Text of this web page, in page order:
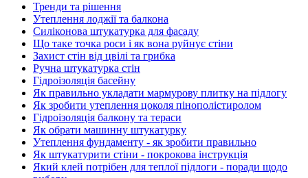
Тренди та рішення
Утеплення лоджії та балкона
Силіконова штукатурка для фасаду
Що таке точка роси і як вона руйнує стіни
Захист стін від цвілі та грибка
Ручна штукатурка стін
Гідроізоляція басейну
Як правильно укладати мармурову плитку на підлогу
Як зробити утеплення цоколя пінополістиролом
Гідроізоляція балкону та тераси
Як обрати машинну штукатурку
Утеплення фундаменту - як зробити правильно
Як штукатурити стіни - покрокова інструкція
Який клей потрібен для теплої підлоги - поради щодо